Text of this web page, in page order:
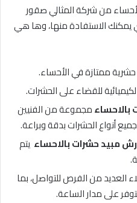
من شركة المثالي صقور
يمكنك الاستفادة منها، وها هي
ممتازة في الأحساء.
للقضاء على الحشرات.
مجموعة من الفنيين
أنواع الحشرات بدقة وبراعة.
رش مبيد حشرات بالاحساء يتم
العديد من الفرص للتواصل، بما
على مدار الساعة.